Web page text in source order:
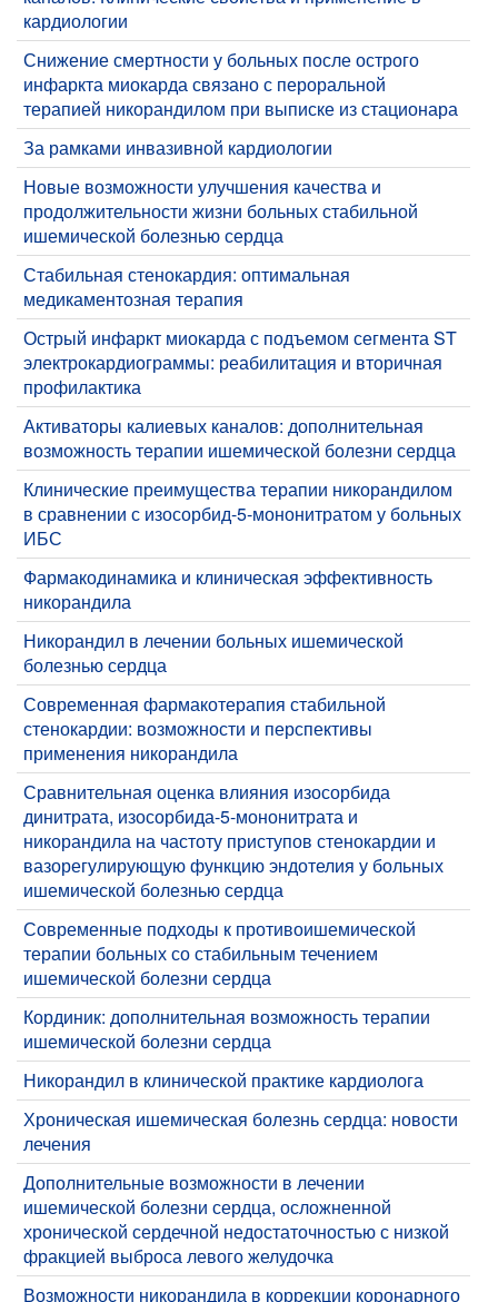
кардиологии
Снижение смертности у больных после острого
инфаркта миокарда связано с пероральной
терапией никорандилом при выписке из стационара
За рамками инвазивной кардиологии
Новые возможности улучшения качества и
продолжительности жизни больных стабильной
ишемической болезнью сердца
Стабильная стенокардия: оптимальная
медикаментозная терапия
Острый инфаркт миокарда с подъемом сегмента ST
электрокардиограммы: реабилитация и вторичная
профилактика
Активаторы калиевых каналов: дополнительная
возможность терапии ишемической болезни сердца
Клинические преимущества терапии никорандилом
в сравнении с изосорбид-5‑мононитратом у больных
ИБС
Фармакодинамика и клиническая эффективность
никорандила
Никорандил в лечении больных ишемической
болезнью сердца
Современная фармакотерапия стабильной
стенокардии: возможности и перспективы
применения никорандила
Сравнительная оценка влияния изосорбида
динитрата, изосорбида-5-мононитрата и
никорандила на частоту приступов стенокардии и
вазорегулирующую функцию эндотелия у больных
ишемической болезнью сердца
Современные подходы к противоишемической
терапии больных со стабильным течением
ишемической болезни сердца
Кординик: дополнительная возможность терапии
ишемической болезни сердца
Никорандил в клинической практике кардиолога
Хроническая ишемическая болезнь сердца: новости
лечения
Дополнительные возможности в лечении
ишемической болезни сердца, осложненной
хронической сердечной недостаточностью с низкой
фракцией выброса левого желудочка
Возможности никорандила в коррекции коронарного